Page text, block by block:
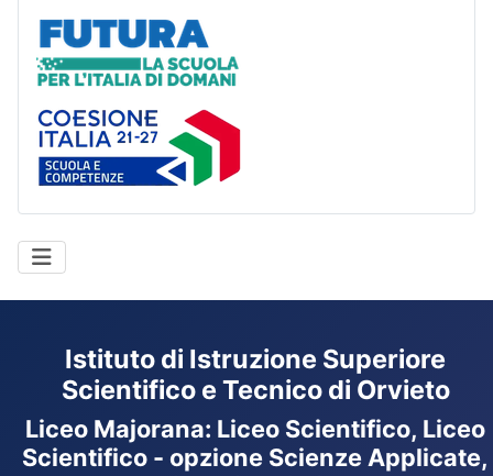
Istituto di Istruzione Superiore
Scientifico e Tecnico di Orvieto
Liceo Majorana: Liceo Scientifico, Liceo
Scientifico - opzione Scienze Applicate,